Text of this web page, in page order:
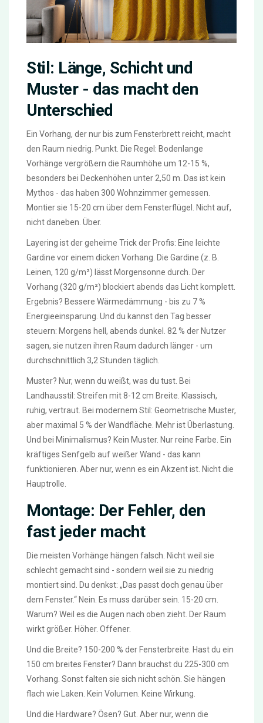
Stil: Länge, Schicht und
Muster - das macht den
Unterschied
Ein Vorhang, der nur bis zum Fensterbrett reicht, macht
den Raum niedrig. Punkt. Die Regel: Bodenlange
Vorhänge vergrößern die Raumhöhe um 12-15 %,
besonders bei Deckenhöhen unter 2,50 m. Das ist kein
Mythos - das haben 300 Wohnzimmer gemessen.
Montier sie 15-20 cm über dem Fensterflügel. Nicht auf,
nicht daneben. Über.
Layering ist der geheime Trick der Profis: Eine leichte
Gardine vor einem dicken Vorhang. Die Gardine (z. B.
Leinen, 120 g/m²) lässt Morgensonne durch. Der
Vorhang (320 g/m²) blockiert abends das Licht komplett.
Ergebnis? Bessere Wärmedämmung - bis zu 7 %
Energieeinsparung. Und du kannst den Tag besser
steuern: Morgens hell, abends dunkel. 82 % der Nutzer
sagen, sie nutzen ihren Raum dadurch länger - um
durchschnittlich 3,2 Stunden täglich.
Muster? Nur, wenn du weißt, was du tust. Bei
Landhausstil: Streifen mit 8-12 cm Breite. Klassisch,
ruhig, vertraut. Bei modernem Stil: Geometrische Muster,
aber maximal 5 % der Wandfläche. Mehr ist Überlastung.
Und bei Minimalismus? Kein Muster. Nur reine Farbe. Ein
kräftiges Senfgelb auf weißer Wand - das kann
funktionieren. Aber nur, wenn es ein Akzent ist. Nicht die
Hauptrolle.
Montage: Der Fehler, den
fast jeder macht
Die meisten Vorhänge hängen falsch. Nicht weil sie
schlecht gemacht sind - sondern weil sie zu niedrig
montiert sind. Du denkst: „Das passt doch genau über
dem Fenster.“ Nein. Es muss darüber sein. 15-20 cm.
Warum? Weil es die Augen nach oben zieht. Der Raum
wirkt größer. Höher. Offener.
Und die Breite? 150-200 % der Fensterbreite. Hast du ein
150 cm breites Fenster? Dann brauchst du 225-300 cm
Vorhang. Sonst falten sie sich nicht schön. Sie hängen
flach wie Laken. Kein Volumen. Keine Wirkung.
Und die Hardware? Ösen? Gut. Aber nur, wenn die